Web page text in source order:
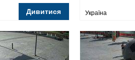
Дивитися Україна